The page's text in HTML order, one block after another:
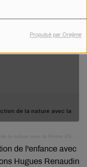
Propulsé par Orejime
avec la Ferme d'Ebaupin à Boussais
de l'enfance avec
Hugues Renaudin